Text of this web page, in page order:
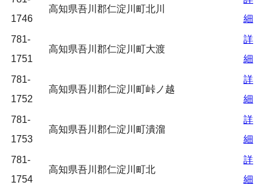
1746
高知県吾川郡仁淀川町北川
細
781-
1751
高知県吾川郡仁淀川町大渡
詳
細
781-
1752
高知県吾川郡仁淀川町峠ノ越
詳
細
781-
1753
高知県吾川郡仁淀川町潰溜
詳
細
781-
1754
高知県吾川郡仁淀川町北
詳
細